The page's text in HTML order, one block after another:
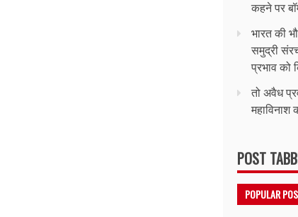
कहने पर
भारत की
समुद्री
प्रभाव को
तो अवैध
महाविनाश
POST
POPULAR